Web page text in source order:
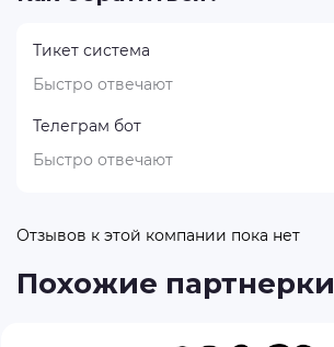
Тикет система
Быстро отвечают
Телеграм бот
Быстро отвечают
Отзывов к этой компании пока нет
Похожие партнерки